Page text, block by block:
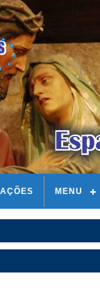
MENU